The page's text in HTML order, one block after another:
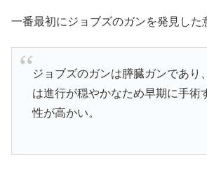
一番最初にジョブズのガンを発見した
ジョブズのガンは膵臓ガンであり
は進行が穏やかなため早期に手術
性が高かい。